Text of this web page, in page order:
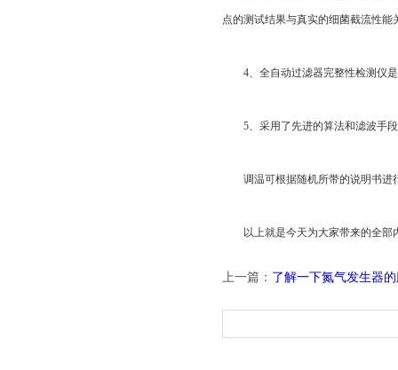
点的测试结果与真实的细菌截流性能
4、全自动过滤器完整性检测仪是
5、采用了先进的算法和滤波手段
调温可根据随机所带的说明书进行
以上就是今天为大家带来的全部
上一篇： 了解一下氮气发生器